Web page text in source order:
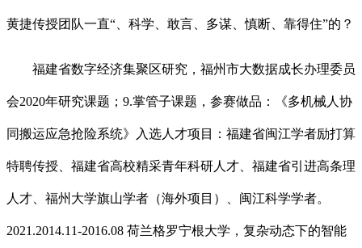
黄捷传授团队一直“、科学、敢言、多谋、慎断、靠得住”的？
福建省数字经济集聚区研究，福州市大数据成长办理委员
会2020年研究课题；9.掌管子课题，参赛做品：《多机械人协
同搬运应急抢险系统》入选人才项目：福建省闽江学者励打算
特聘传授、福建省高校精采青年科研人才、福建省引进高条理
人才、福州大学旗山学者（海外项目）、闽江科学学者。
2021.2014.11-2016.08 荷兰格罗宁根大学，复杂动态下的智能